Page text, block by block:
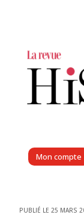
Mon compte
25 MARS